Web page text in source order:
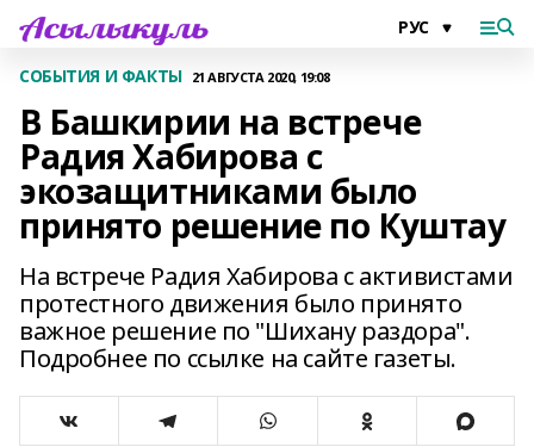
СОБЫТИЯ И ФАКТЫ 21 АВГУСТА 2020, 19:08
В Башкирии на встрече
Радия Хабирова с
экозащитниками было
принято решение по Куштау
На встрече Радия Хабирова с активистами
протестного движения было принято
важное решение по "Шихану раздора".
Подробнее по ссылке на сайте газеты.